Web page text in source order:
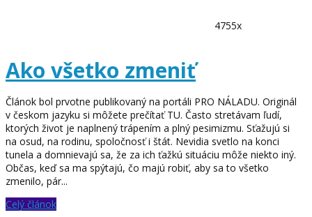
4755x
Ako všetko zmeniť
Článok bol prvotne publikovaný na portáli PRO NÁLADU. Originál
v českom jazyku si môžete prečítať TU. Často stretávam ľudí,
ktorých život je naplnený trápením a plný pesimizmu. Sťažujú si
na osud, na rodinu, spoločnosť i štát. Nevidia svetlo na konci
tunela a domnievajú sa, že za ich ťažkú situáciu môže niekto iný.
Občas, keď sa ma spýtajú, čo majú robiť, aby sa to všetko
zmenilo, pár...
Celý článok